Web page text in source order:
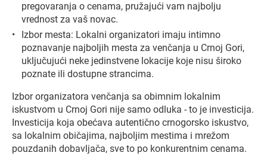
pregovaranja o cenama, pružajući vam najbolju
vrednost za vaš novac.
Izbor mesta: Lokalni organizatori imaju intimno
poznavanje najboljih mesta za venčanja u Crnoj Gori,
uključujući neke jedinstvene lokacije koje nisu široko
poznate ili dostupne strancima.
Izbor organizatora venčanja sa obimnim lokalnim
iskustvom u Crnoj Gori nije samo odluka - to je investicija.
Investicija koja obećava autentično crnogorsko iskustvo,
sa lokalnim običajima, najboljim mestima i mrežom
pouzdanih dobavljača, sve to po konkurentnim cenama.